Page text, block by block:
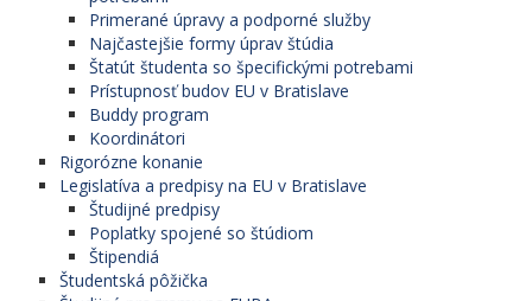
Primerané úpravy a podporné služby
Najčastejšie formy úprav štúdia
Štatút študenta so špecifickými potrebami
Prístupnosť budov EU v Bratislave
Buddy program
Koordinátori
Rigorózne konanie
Legislatíva a predpisy na EU v Bratislave
Študijné predpisy
Poplatky spojené so štúdiom
Štipendiá
Študentská pôžička